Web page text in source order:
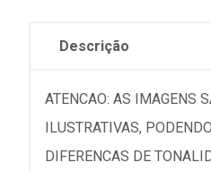
Descrição
ATENCAO: AS IMAGENS
ILUSTRATIVAS,
DIFERENCAS DE